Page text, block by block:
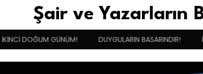
Şair ve Yazarların
DOĞUM GÜNÜM! DUYGULARIN BASARINDIR!